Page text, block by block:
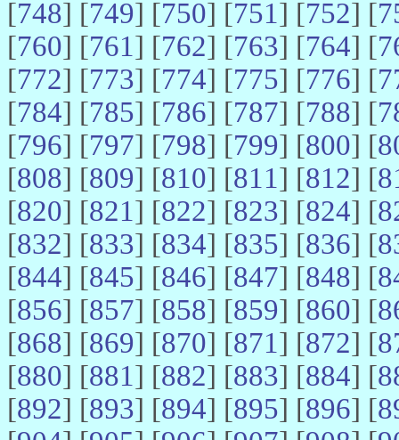
[748] [749] [750] [751] [752] [
[760] [761] [762] [763] [764] [
[772] [773] [774] [775] [776] [
[784] [785] [786] [787] [788] [
[796] [797] [798] [799] [800] [
[808] [809] [810] [811] [812] [
[820] [821] [822] [823] [824] [
[832] [833] [834] [835] [836] [
[844] [845] [846] [847] [848] [
[856] [857] [858] [859] [860] [
[868] [869] [870] [871] [872] [
[880] [881] [882] [883] [884] [
[892] [893] [894] [895] [896] [